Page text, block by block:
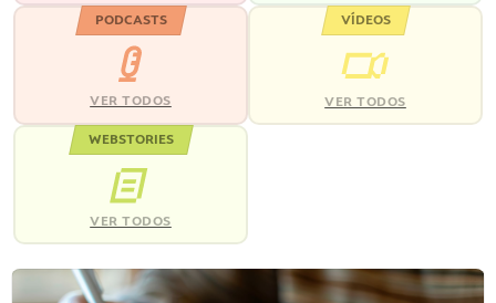
PODCASTS
VER TODOS
VÍDEOS
VER TODOS
WEBSTORIES
VER TODOS